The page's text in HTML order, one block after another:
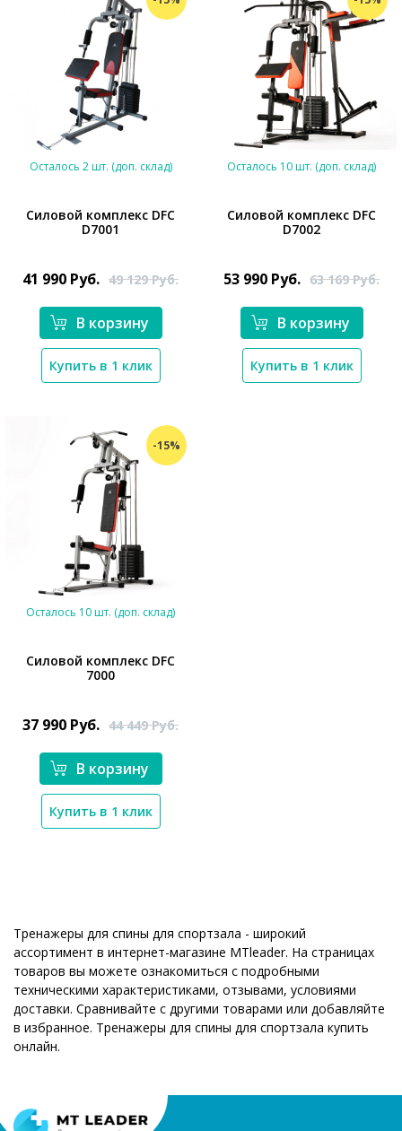
Осталось 2 шт. (доп. склад)
Силовой комплекс DFC
D7001
41 990 Руб. 49 129Руб.
В корзину
Купить в 1 клик
Осталось 10 шт. (доп. склад)
Силовой комплекс DFC
D7002
53 990 Руб. 63 169Руб.
В корзину
Купить в 1 клик
-15%
Осталось 10 шт. (доп. склад)
Силовой комплекс DFC
7000
37 990 Руб. 44 449Руб.
В корзину
Купить в 1 клик
Тренажеры для спины для спортзала - широкий
ассортимент в интернет-магазине MTleader. На страницах
товаров вы можете ознакомиться с подробными
техническими характеристиками, отзывами, условиями
доставки. Сравнивайте с другими товарами или добавляйте
в избранное. Тренажеры для спины для спортзала купить
онлайн.